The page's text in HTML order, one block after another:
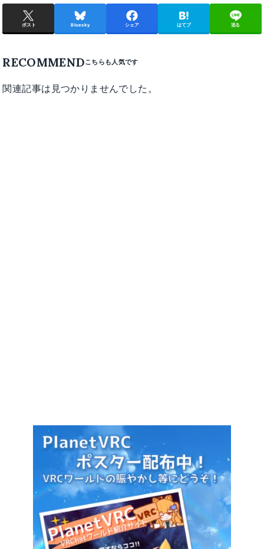
ポスト Bluesky シェア はてブ 送る
RECOMMEND
関連記事は見つかりませんでした。